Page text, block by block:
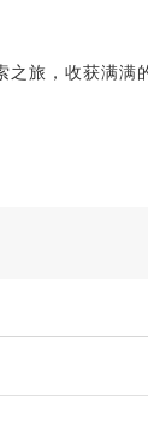
之旅，收获满满